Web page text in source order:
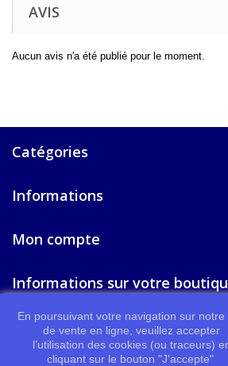
AVIS
Aucun avis n'a été publié pour le moment.
Catégories
Informations
Mon compte
Informations sur votre
En poursuivant votre navigation sur notre
de vente en ligne, veuillez accepter
l’utilisation des cookies (ou traceurs)
cliquant sur le bouton "J'accepte"